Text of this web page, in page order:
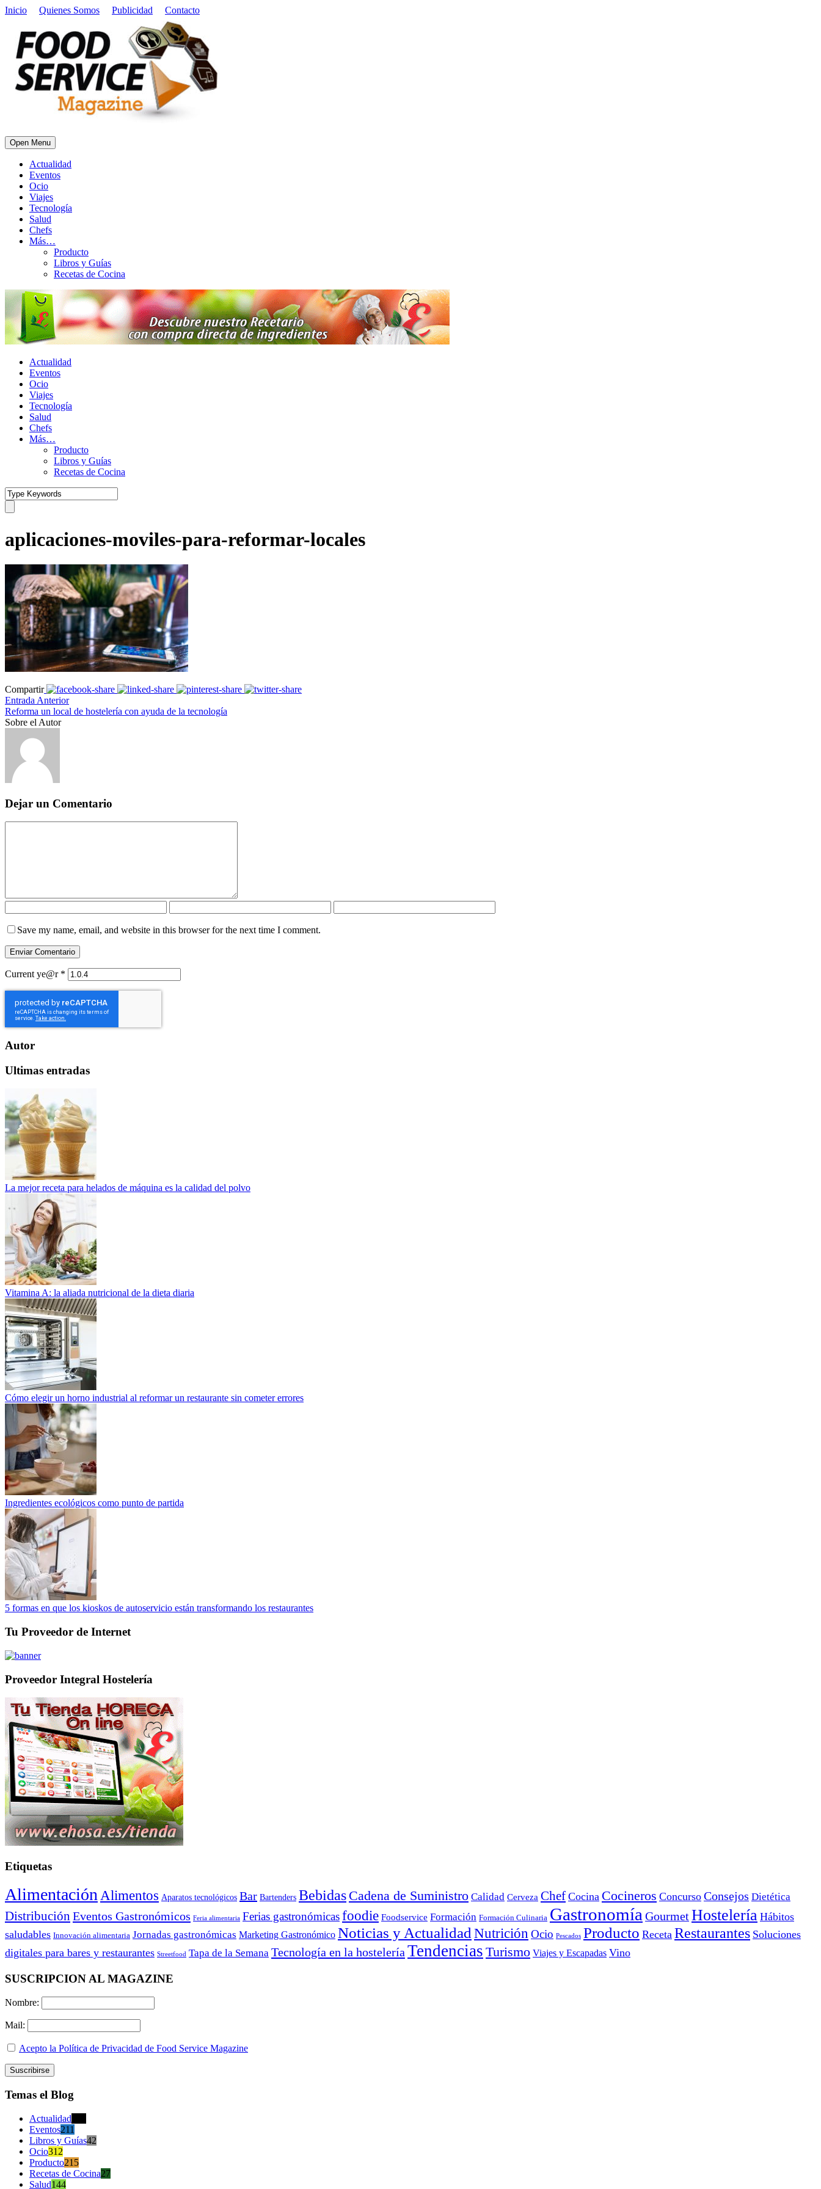
Inicio Quienes Somos Publicidad Contacto
Open Menu
Actualidad
Eventos
Ocio
Viajes
Tecnología
Salud
Chefs
Más…
Producto
Libros y Guías
Recetas de Cocina
Actualidad
Eventos
Ocio
Viajes
Tecnología
Salud
Chefs
Más…
Producto
Libros y Guías
Recetas de Cocina
aplicaciones-moviles-para-reformar-locales
Compartir
Entrada Anterior
Reforma un local de hostelería con ayuda de la tecnología
Sobre el Autor
Dejar un Comentario
Save my name, email, and website in this browser for the next time I comment.
Current ye@r *
Autor
Ultimas entradas
La mejor receta para helados de máquina es la calidad del polvo
Vitamina A: la aliada nutricional de la dieta diaria
Cómo elegir un horno industrial al reformar un restaurante sin cometer errores
Ingredientes ecológicos como punto de partida
5 formas en que los kioskos de autoservicio están transformando los restaurantes
Tu Proveedor de Internet
Proveedor Integral Hostelería
Etiquetas
Alimentación Alimentos Aparatos tecnológicos Bar Bartenders Bebidas Cadena de Suministro Calidad Cerveza Chef Cocina Cocineros Concurso Consejos Dietética
Distribución Eventos Gastronómicos Feria alimentaria Ferias gastronómicasfoodie Foodservice Formación Formación Culinaria Gastronomía GourmetHostelería Hábitos
saludables Innovación alimentaria Jornadas gastronómicas Marketing Gastronómico Noticias y Actualidad Nutrición Ocio Pescados Producto Receta Restaurantes Soluciones
digitales para bares y restaurantes Streetfood Tapa de la Semana Tecnología en la hostelería Tendencias Turismo Viajes y Escapadas Vino
SUSCRIPCION AL MAGAZINE
Nombre:
Mail:
Acepto la Política de Privacidad de Food Service Magazine
Temas el Blog
Actualidad
Eventos211
Libros y Guías42
Ocio312
Producto215
Recetas de Cocina27
Salud144